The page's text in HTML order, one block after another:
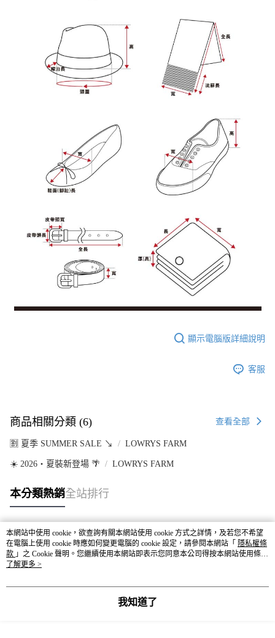
顯示電腦版詳細說明
客服
商品相關分類 (6) 查看全部
🈹 夏季 SUMMER SALE ↘️ LOWRYS FARM
☀️ 2026・夏裝新登場 🌴 LOWRYS FARM
本分類熱銷全站排行
熱門標籤
本網站中使用 cookie，欲查詢有關本網站使用 cookie 方式之詳情，及若您不希望
在電腦上使用 cookie 時應如何變更電腦的 cookie 設定，請參閱本網站「 隱私權條
款 」之 Cookie 聲明。您繼續使用本網站即表示您同意本公司得按本網站使用條款
之 Cookie 聲明使用 cookie。
了解更多 >
我知道了